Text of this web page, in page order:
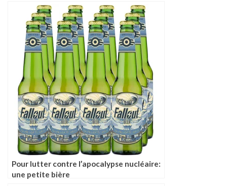
Pour lutter contre l’apocalypse nucléaire:
une petite bière